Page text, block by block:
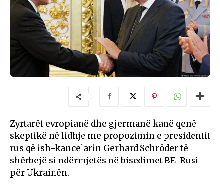
Zyrtarët evropianë dhe gjermanë kanë qenë
skeptikë në lidhje me propozimin e presidentit
rus që ish-kancelarin Gerhard Schröder të
shërbejë si ndërmjetës në bisedimet BE-Rusi
për Ukrainën.